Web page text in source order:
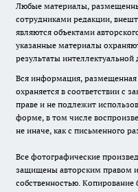
Любые материалы,
сотрудниками редакции,
являются объектами
указанные материалы
результаты интеллектуальной
Вся информация, размещенная
охраняется в соответствии с
праве и не подлежит
форме, в том числе
не иначе, как с письменного
Все фотографические
защищены авторским правом
собственностью. Копирование